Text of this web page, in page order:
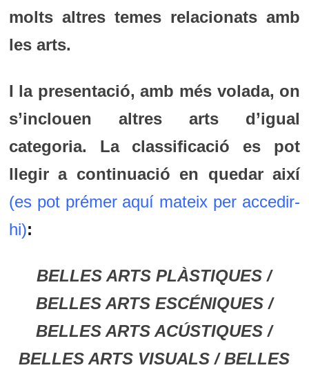
molts altres temes relacionats amb
les arts.
I la presentació, amb més volada, on
s’inclouen altres arts d’igual
categoria. La classificació es pot
llegir a continuació en quedar així
(es pot prémer aquí mateix per accedir-
hi):
BELLES ARTS PLÀSTIQUES /
BELLES ARTS ESCÉNIQUES /
BELLES ARTS ACÚSTIQUES /
BELLES ARTS VISUALS /BELLES